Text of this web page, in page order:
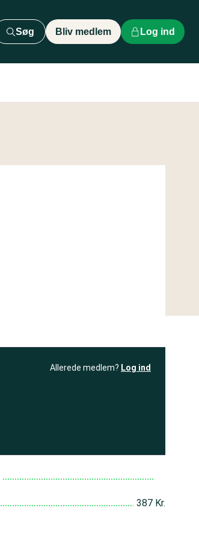
Søg Bliv medlem Log ind
Allerede medlem? Log ind
387 Kr.